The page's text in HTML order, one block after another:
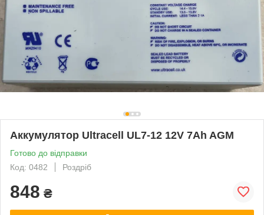
Аккумулятор Ultracell UL7-12 12V 7Ah AGM
Готово до відправки
Код: 0482
Роздріб
848 ₴